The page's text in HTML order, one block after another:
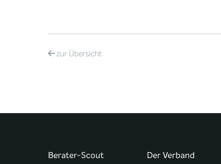
zurÜbersicht
Berater-Scout Der Verband